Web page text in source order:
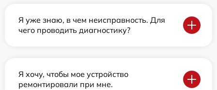
Я уже знаю, в чем неисправность. Для
чего проводить диагностику?
Я хочу, чтобы мое устройство
ремонтировали при мне.